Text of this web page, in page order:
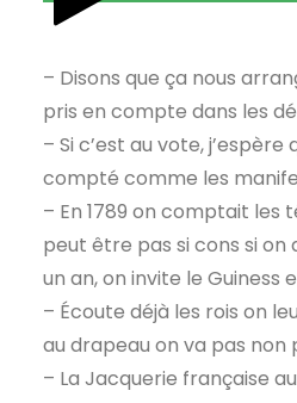
– Disons que ça nous
pris en compte dans les
– Si c’est au vote, j’espère
compté comme les
– En 1789 on comptait les
peut être pas si cons si on
un an, on invite le Guiness
– Écoute déjà les rois on
au drapeau on va pas non
– La Jacquerie française